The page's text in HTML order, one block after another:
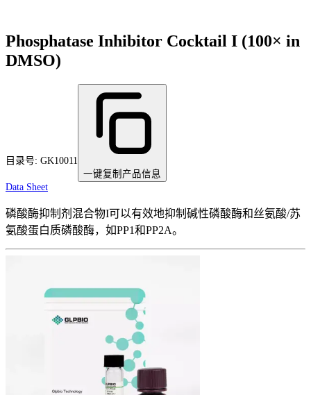
Phosphatase Inhibitor Cocktail I (100× in
DMSO)
目录号: GK10011
一键复制产品信息
Data Sheet
磷酸酶抑制剂混合物I可以有效地抑制碱性磷酸酶和丝氨酸/苏
氨酸蛋白质磷酸酶，如PP1和PP2A。